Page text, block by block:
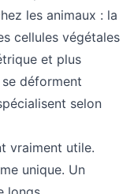
les animaux : la
cellules végétales
et plus
déforment
selon
vraiment utile.
unique. Un